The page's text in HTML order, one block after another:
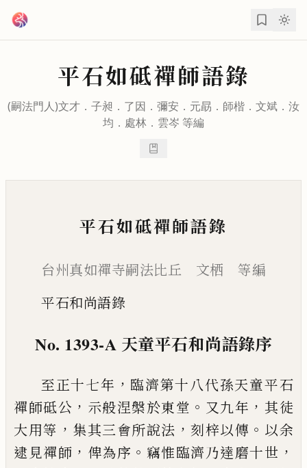
平石如砥禪師語錄
(嗣法門人)文才． 子昶 ． 了因 ． 彌安 ． 元勗 ． 師楷 ． 文斌 ． 汝
均 ． 處林 ． 雲岑 等編
平石如砥禪師語錄
台州真如禪寺嗣法比丘 文栖 等編
平石和尚語錄
No. 1393-A 天童平石和尚語錄序
至正十七年 ， 臨濟第十八代孫天童平石
禪師砥公 ， 示般涅槃於東堂 。 又九年 ，其徒
大用等 ， 集其三會所說法 ，刻梓以傳 。 以余
逮見禪師 ， 俾為序 。 竊惟臨濟乃達磨十世 ，